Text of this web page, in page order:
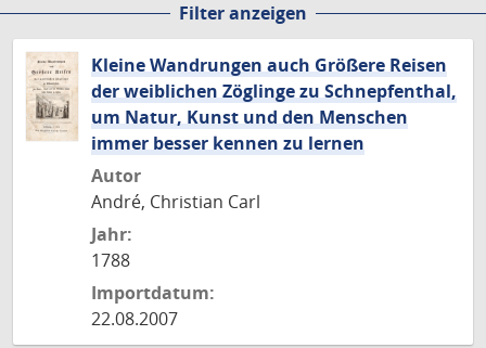
SeiteSeiteSeiteSeite
SeiteSeite
Filter anzeigen
Kleine Wandrungen auch Größere Reisen
der weiblichen Zöglinge zu Schnepfenthal,
um Natur, Kunst und den Menschen
immer besser kennen zu lernen
Autor
André, Christian Carl
Jahr:
1788
Importdatum:
22.08.2007